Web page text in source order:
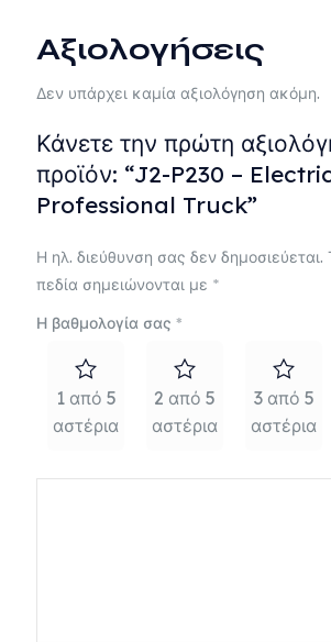
Αξιολογήσεις
Δεν υπάρχει καμία αξιολόγηση ακόμη.
Κάνετε την πρώτη
προϊόν: “J2-P230 –
Professional Truck”
Η ηλ. διεύθυνση σας δεν δημοσιεύεται.
πεδία σημειώνονται με *
Η βαθμολογία σας *
1 από 5
αστέρια
2 από 5
αστέρια
3 από 5
αστέρια